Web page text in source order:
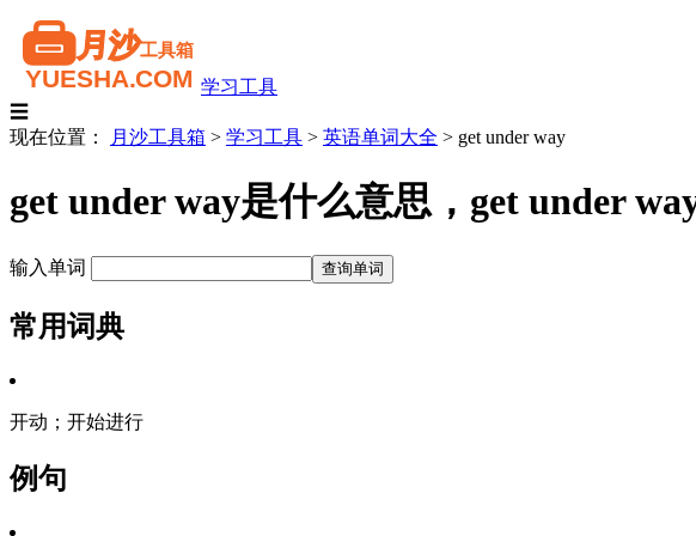
学习工具
☰
现在位置：
月沙工具箱 > 学习工具 > 英语单词大全 > get under way
get under way是什么意思，get under
输入单词
常用词典
开动；开始进行
例句